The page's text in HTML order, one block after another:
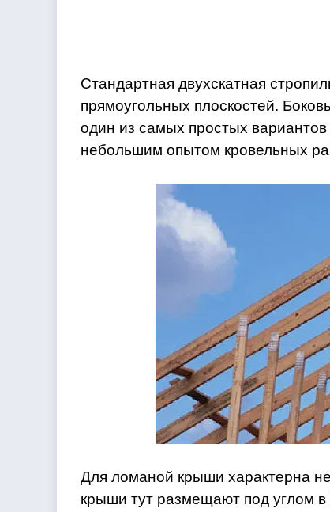
Стандартная двухскатная
прямоугольных плоскостей.
один из самых простых
небольшим опытом кровельных
Для ломаной крыши характерна
крыши тут размещают под углом